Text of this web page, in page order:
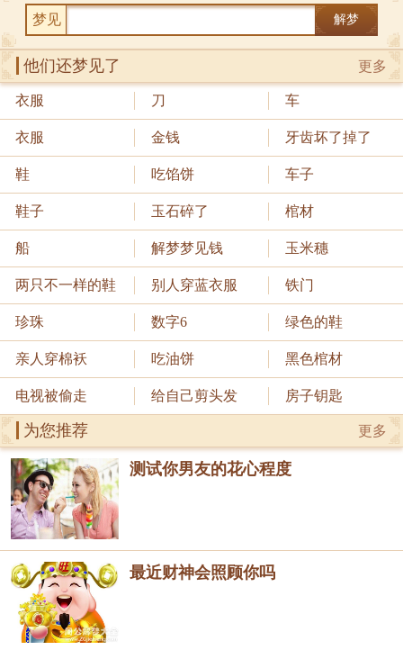
梦见 解梦
更多
他们还梦见了
衣服 刀 车
衣服 金钱 牙齿坏了掉了
鞋 吃馅饼 车子
鞋子 玉石碎了 棺材
船 解梦梦见钱 玉米穗
两只不一样的鞋 别人穿蓝衣服 铁门
珍珠 数字6 绿色的鞋
亲人穿棉袄 吃油饼 黑色棺材
电视被偷走 给自己剪头发 房子钥匙
更多
为您推荐
测试你男友的花心程度
最近财神会照顾你吗